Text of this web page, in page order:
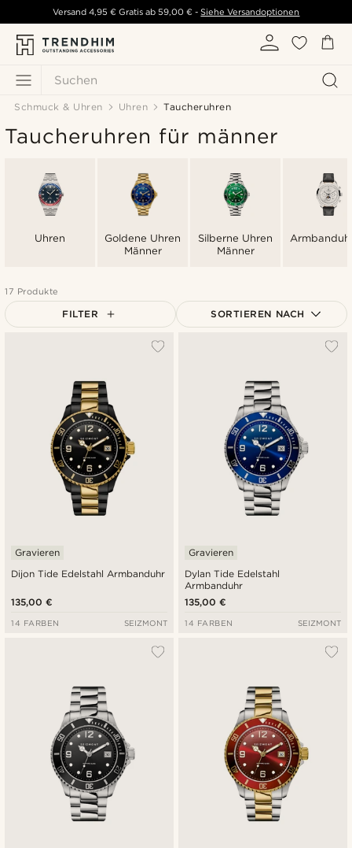
Suchen
Versand 4,95 € Gratis ab59,00 € - Siehe Versandoptionen
Schmuck & Uhren Uhren Taucheruhren
Taucheruhren für männer
Uhren
Goldene Uhren
Männer
Silberne Uhren
Männer
17 Produkte
FILTER SORTIEREN NACH
Niedrigster Preis
Höchster Preis
Dijon Tide Edelstahl Armbanduhr
Gravieren
135,00 €
14 FARBEN SEIZMONT
Dylan Tide Edelstahl
Armbanduhr
Gravieren
135,00 €
14 FARBEN SEIZMONT